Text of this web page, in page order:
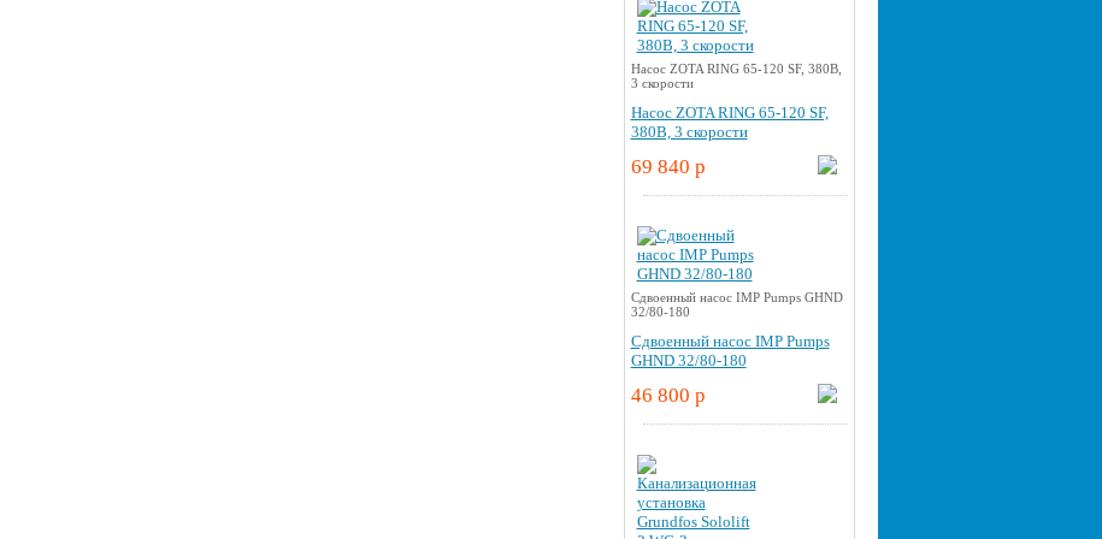
Насос ZOTA RING 65-120 SF, 380В,
3 скорости
Насос ZOTA RING 65-120 SF,
380В, 3 скорости
69 840 p
Cдвоенный насос IMP Pumps GHND
32/80-180
Cдвоенный насос IMP Pumps
GHND 32/80-180
46 800 p